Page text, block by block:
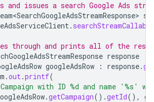
and issues a search Google Ads
. searchStreamCallable
through and prints all of the
response
googleAdsRow : response.
.out.printf(
with ID %d and name '%s'
.getCampaign().getId(),